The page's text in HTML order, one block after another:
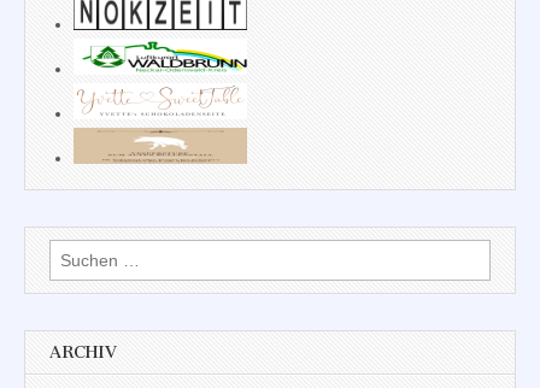
Suchen
nach:
ARCHIV